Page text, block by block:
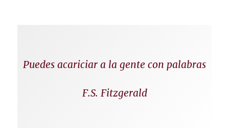
Puedes acariciar a la gente con palabras
F.S. Fitzgerald